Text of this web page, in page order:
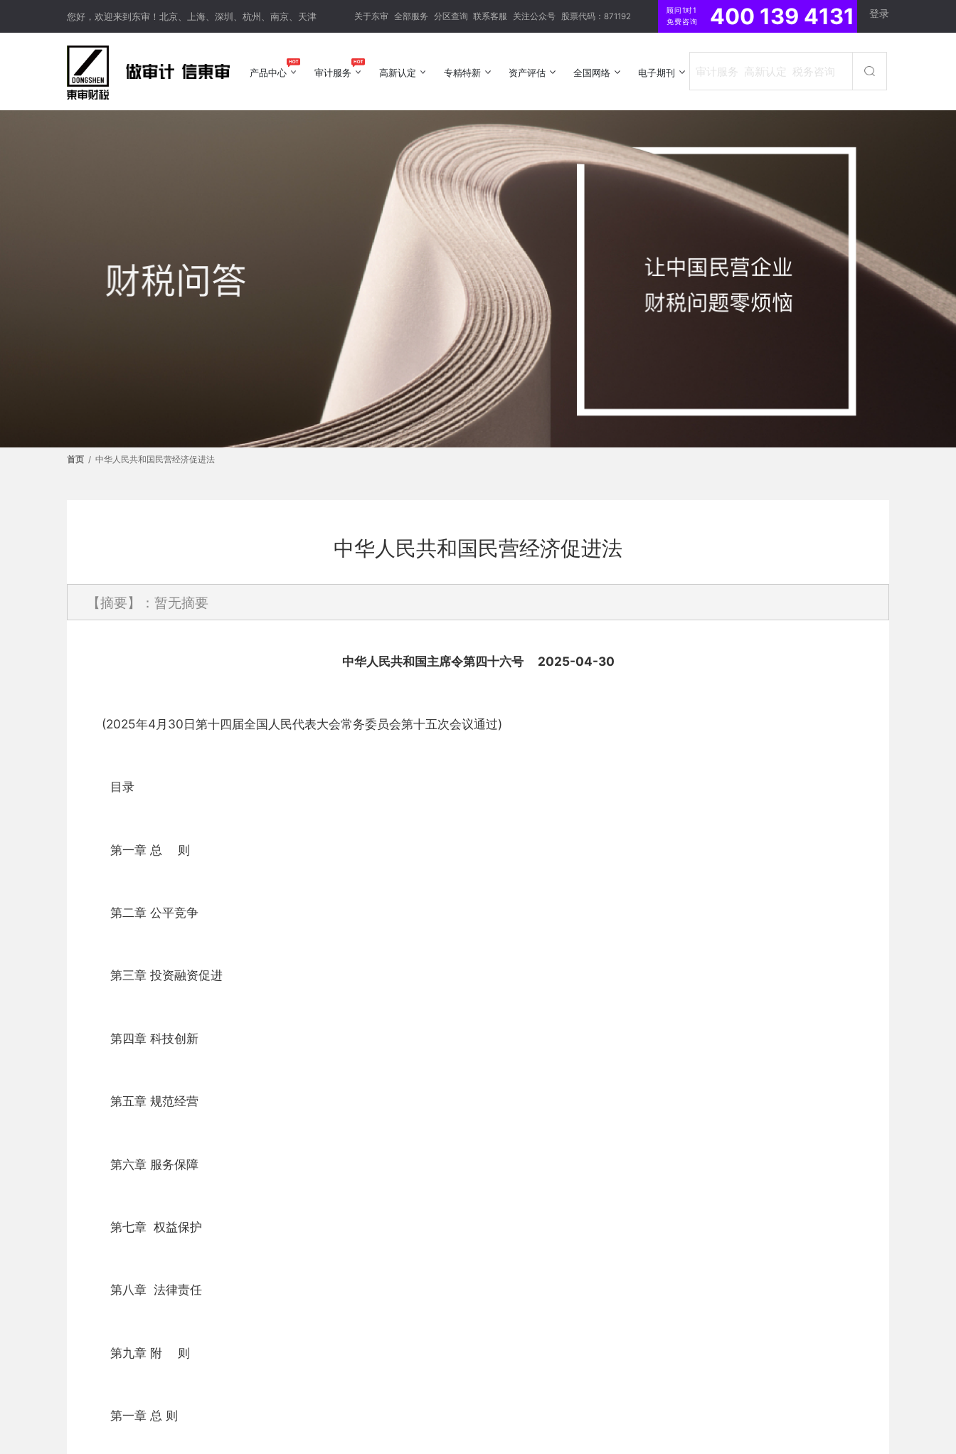
您好，欢迎来到东审！北京、上海、深圳、杭州、南京、天津 关于东审 全部服务 分区查询 联系客服 关注公众号 股票代码：871192
顾问1对1
免费咨询
400 139 4131 登录
产品中心
产品中心
审计服务
审计服务
高新认定
高新认定
专精特新
专精特新
资产评估
资产评估
全国网络
全国网络
电子期刊
电子期刊
首页 /中华人民共和国民营经济促进法
中华人民共和国民营经济促进法
【摘要】：暂无摘要
中华人民共和国主席令第四十六号 2025-04-30
(2025年4月30日第十四届全国人民代表大会常务委员会第十五次会议通过)
目录
第一章 总 则
第二章 公平竞争
第三章 投资融资促进
第四章 科技创新
第五章 规范经营
第六章 服务保障
第七章 权益保护
第八章 法律责任
第九章 附 则
第一章 总 则